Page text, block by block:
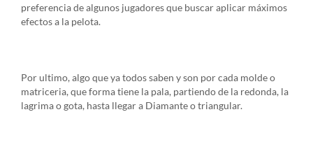
preferencia de algunos jugadores que buscar aplicar máximos
efectos a la pelota.
Por ultimo, algo que ya todos saben y son por cada molde o
matriceria, que forma tiene la pala, partiendo de la redonda, la
lagrima o gota, hasta llegar a Diamante o triangular.